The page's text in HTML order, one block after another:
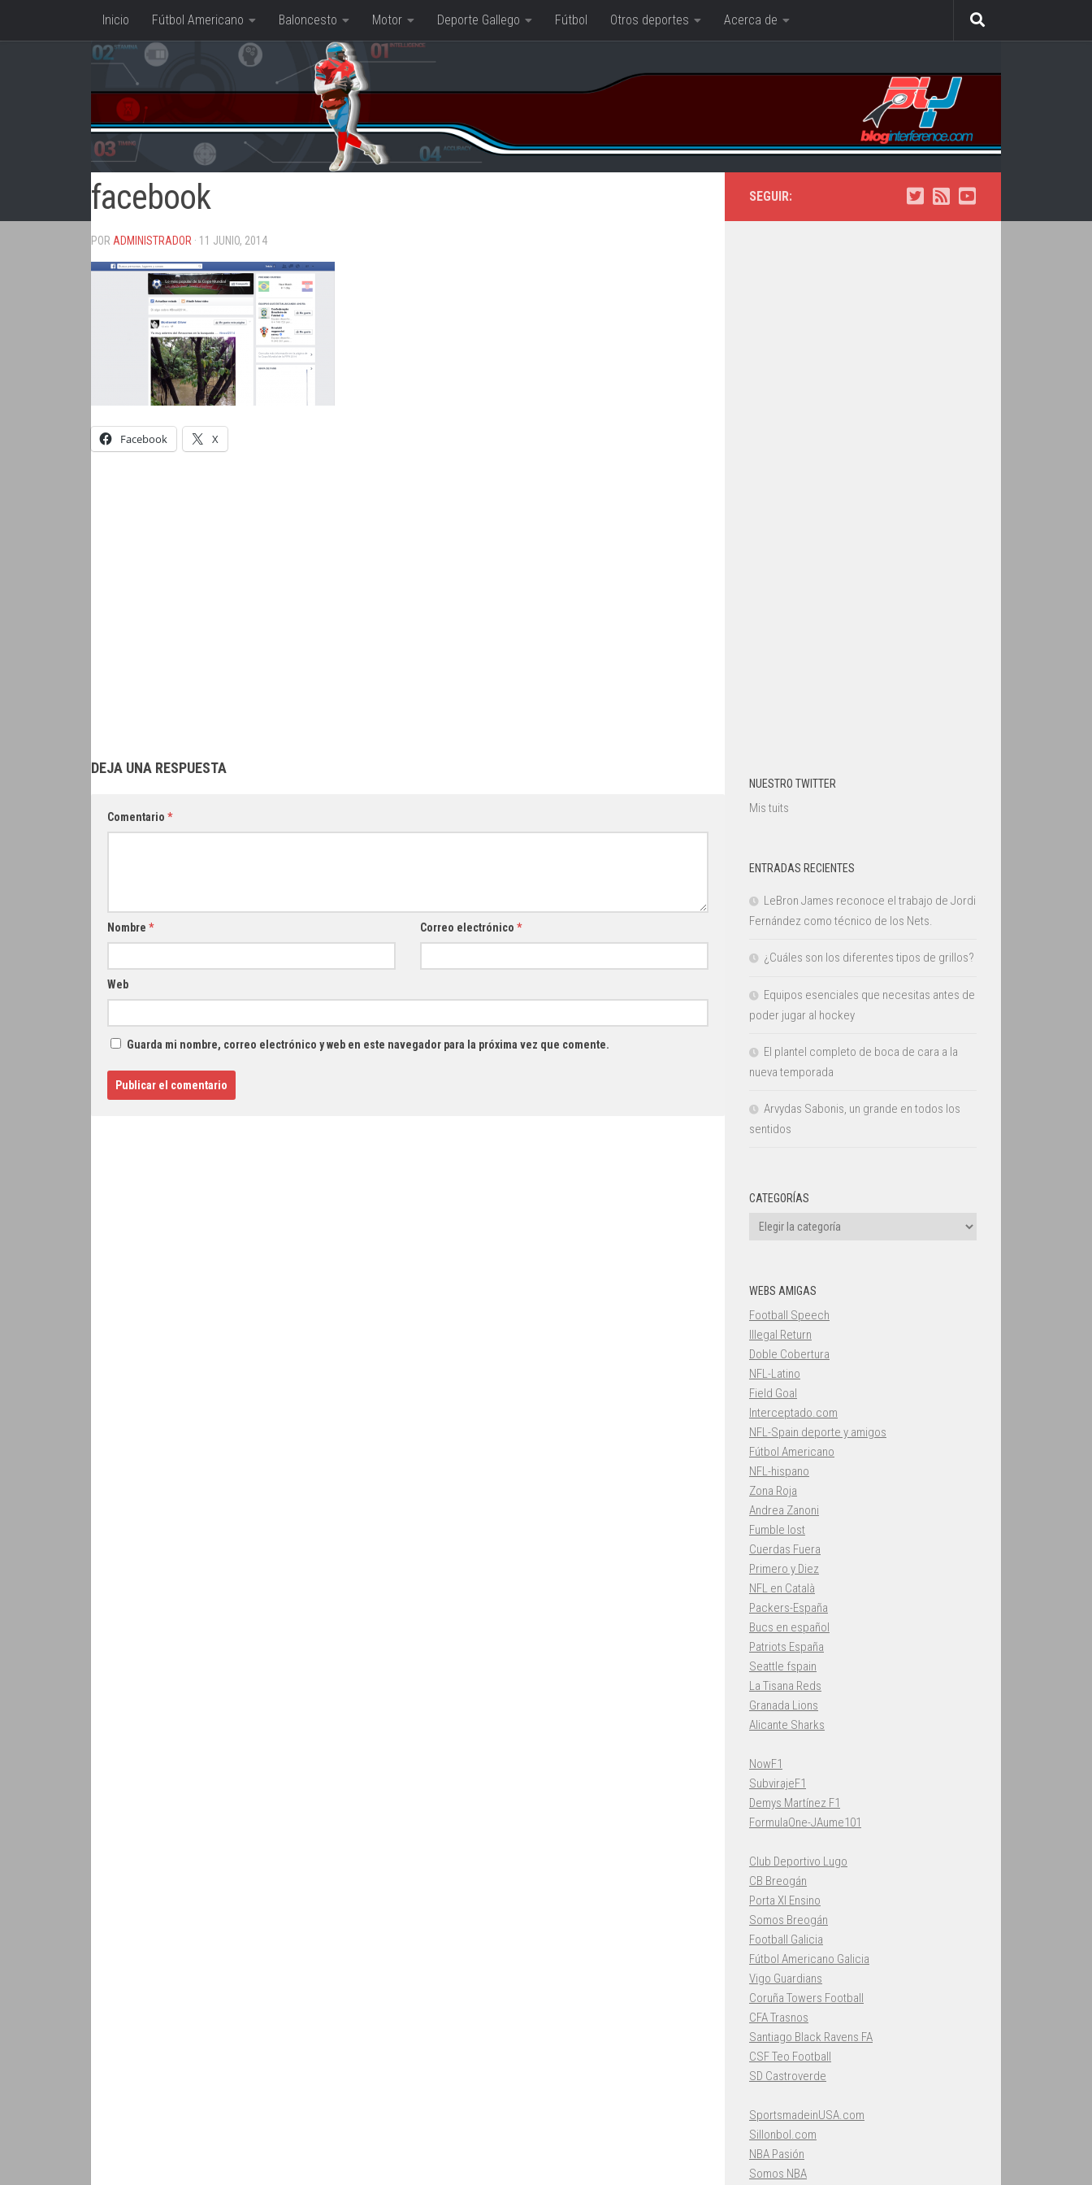
Saltar al contenido
Inicio Fútbol Americano Baloncesto Motor Deporte Gallego Fútbol Otros deportes Acerca de
facebook
POR ADMINISTRADOR · 11 JUNIO, 2014
Facebook X
DEJA UNA RESPUESTA
Comentario *
Nombre * Correo electrónico *
Web
Guarda mi nombre, correo electrónico y web en este navegador para la próxima vez que comente.
SEGUIR:
NUESTRO TWITTER
Mis tuits
ENTRADAS RECIENTES
LeBron James reconoce el trabajo de Jordi
Fernández como técnico de los Nets.
¿Cuáles son los diferentes tipos de grillos?
Equipos esenciales que necesitas antes de
poder jugar al hockey
El plantel completo de boca de cara a la
nueva temporada
Arvydas Sabonis, un grande en todos los
sentidos
CATEGORÍAS
Categorías
WEBS AMIGAS
Football Speech
Illegal Return
Doble Cobertura
NFL-Latino
Field Goal
Interceptado.com
NFL-Spain deporte y amigos
Fútbol Americano
NFL-hispano
Zona Roja
Andrea Zanoni
Fumble lost
Cuerdas Fuera
Primero y Diez
NFL en Català
Packers-España
Bucs en español
Patriots España
Seattle fspain
La Tisana Reds
Granada Lions
Alicante Sharks
NowF1
SubvirajeF1
Demys Martínez F1
FormulaOne-JAume101
Club Deportivo Lugo
CB Breogán
Porta XI Ensino
Somos Breogán
Football Galicia
Fútbol Americano Galicia
Vigo Guardians
Coruña Towers Football
CFA Trasnos
Santiago Black Ravens FA
CSF Teo Football
SD Castroverde
SportsmadeinUSA.com
Sillonbol.com
NBA Pasión
Somos NBA